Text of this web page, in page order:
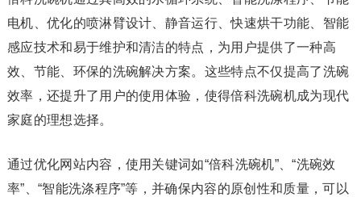
电机、优化的喷淋臂设计、静音运行、快速烘干功能、智能
感应技术和易于维护和清洁的特点，为用户提供了一种高
效、节能、环保的洗碗解决方案。这些特点不仅提高了洗碗
效率，还提升了用户的使用体验，使得倍科洗碗机成为现代
家庭的理想选择。
通过优化网站内容，使用关键词如“倍科洗碗机”、“洗碗效
率”、“智能洗涤程序”等，并确保内容的原创性和质量，可以